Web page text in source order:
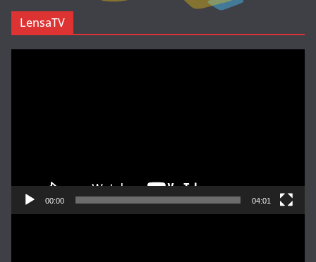
LensaTV
00:00 04:01